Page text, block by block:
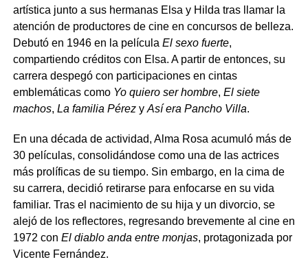
artística junto a sus hermanas Elsa y Hilda tras llamar la
atención de productores de cine en concursos de belleza.
Debutó en 1946 en la película El sexo fuerte,
compartiendo créditos con Elsa. A partir de entonces, su
carrera despegó con participaciones en cintas
emblemáticas como Yo quiero ser hombre, El siete
machos, La familia Pérezy Así era Pancho Villa.
En una década de actividad, Alma Rosa acumuló más de
30 películas, consolidándose como una de las actrices
más prolíficas de su tiempo. Sin embargo, en la cima de
su carrera, decidió retirarse para enfocarse en su vida
familiar. Tras el nacimiento de su hija y un divorcio, se
alejó de los reflectores, regresando brevemente al cine en
1972 con El diablo anda entre monjas, protagonizada por
Vicente Fernández.